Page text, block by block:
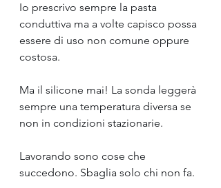
Io prescrivo sempre la pasta
conduttiva ma a volte capisco possa
essere di uso non comune oppure
costosa.
Ma il silicone mai! La sonda leggerà
sempre una temperatura diversa se
non in condizioni stazionarie.
Lavorando sono cose che
succedono. Sbaglia solo chi non fa.